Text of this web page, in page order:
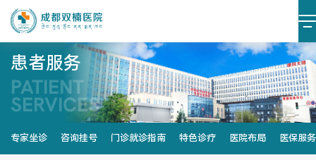
医院简介 医院文化
设施设备 环境照片
患者服务
PATIENT
SERVICES
专家坐诊 咨询挂号 门诊就诊指南 特色诊疗 医院布局 医保服务